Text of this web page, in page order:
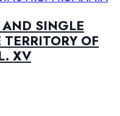
SINGLE
OF
XV